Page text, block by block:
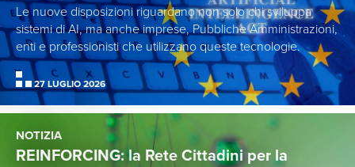
Le nuove disposizioni riguardano non solo chi sviluppa
sistemi di AI, ma anche imprese, Pubbliche Amministrazioni,
enti e professionisti che utilizzano queste tecnologie.
27 LUGLIO 2026
NOTIZIA
REINFORCING: la Rete Cittadini per la